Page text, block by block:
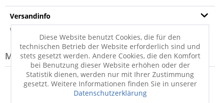
Versandinfo
Weitere Informationen zum Versand...
Modell-Familie: HARMONY
Diese Website benutzt Cookies, die für den
technischen Betrieb der Website erforderlich sind und
stets gesetzt werden. Andere Cookies, die den Komfort
bei Benutzung dieser Website erhöhen oder der
Statistik dienen, werden nur mit Ihrer Zustimmung
gesetzt. Weitere Informationen finden Sie in unserer
Datenschutzerklärung